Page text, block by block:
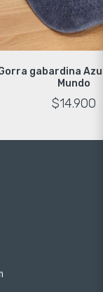
gabardina
Mundo
$14.900